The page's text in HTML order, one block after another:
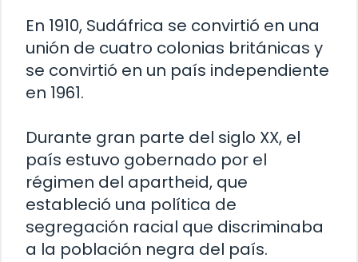
En 1910, Sudáfrica se convirtió en una
unión de cuatro colonias británicas y
se convirtió en un país independiente
en 1961.
Durante gran parte del siglo XX, el
país estuvo gobernado por el
régimen del apartheid, que
estableció una política de
segregación racial que discriminaba
a la población negra del país.